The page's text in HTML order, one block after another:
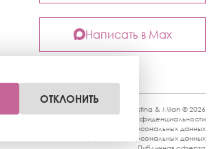
Написать в Max
Kristina & Milan © 2026
Политика конфиденциальности
Согласие на обработку персональных данных
Политика обработки персональных данных
ОТКЛОНИТЬ